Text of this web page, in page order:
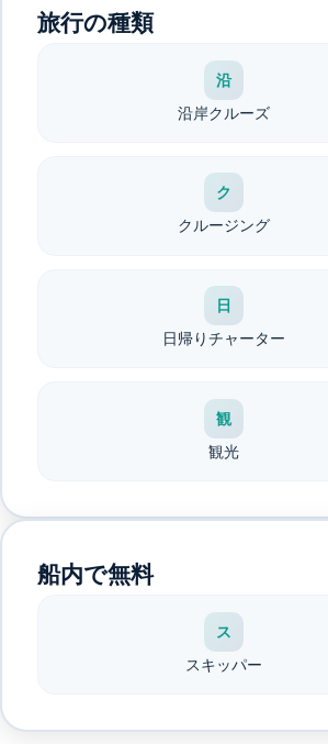
旅行の種類
沿
沿岸クルーズ
ク
クルージング
日
日帰りチャーター
観
観光
船内で無料
ス
スキッパー